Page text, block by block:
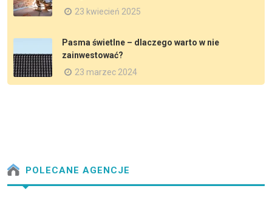
23 kwiecień 2025
Pasma świetlne – dlaczego warto w nie
zainwestować?
23 marzec 2024
POLECANE AGENCJE